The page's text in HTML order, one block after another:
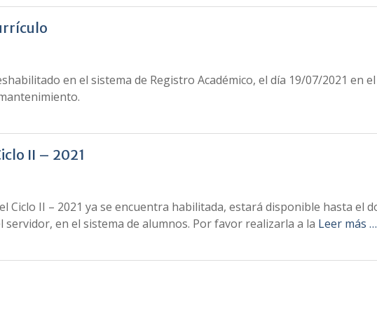
en el sistema de Registro Académico, el día 19/07/2021 en el
II – 2021
Ciclo II – 2021 ya se encuentra habilitada, estará disponible hasta el
servidor, en el sistema de alumnos. Por favor realizarla a la Leer más …